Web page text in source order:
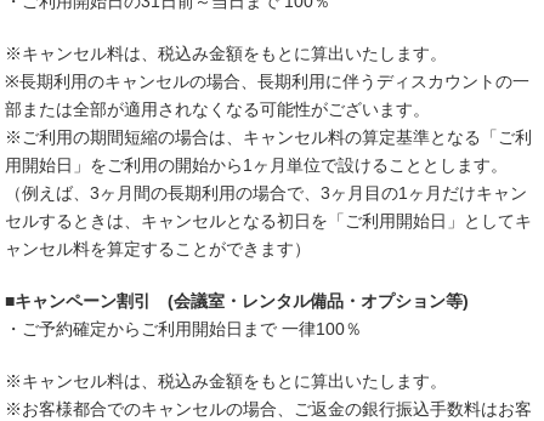
※キャンセル料は、税込み金額をもとに算出いたします。
※長期利用のキャンセルの場合、長期利用に伴うディスカウントの一
部または全部が適用されなくなる可能性がございます。
※ご利用の期間短縮の場合は、キャンセル料の算定基準となる「ご利
用開始日」をご利用の開始から1ヶ月単位で設けることとします。
（例えば、3ヶ月間の長期利用の場合で、3ヶ月目の1ヶ月だけキャン
セルするときは、キャンセルとなる初日を「ご利用開始日」としてキ
ャンセル料を算定することができます）
■キャンペーン割引 (会議室・レンタル備品・オプション等)
・ご予約確定からご利用開始日まで 一律100％
※キャンセル料は、税込み金額をもとに算出いたします。
※お客様都合でのキャンセルの場合、ご返金の銀行振込手数料はお客